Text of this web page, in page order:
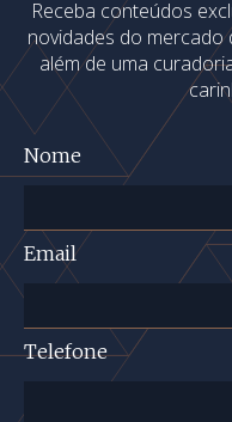
Receba conteúdos
novidades do mercado
além de uma
Nome
Email
Telefone